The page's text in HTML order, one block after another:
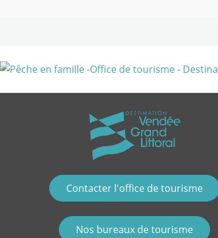
Contacter l'office de tourisme
Nos bureaux de tourisme